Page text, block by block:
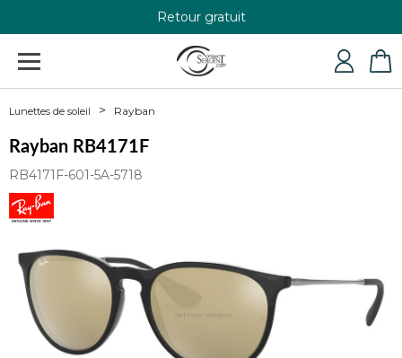
Retour gratuit
+33 4 79 24 76 84
Lunettes de soleil Rayban
Rayban RB4171F
RB4171F-601-5A-5718